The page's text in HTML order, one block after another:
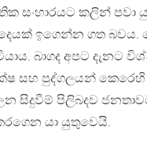
සංහාරයට කලින්
ඉගෙන්න ගත බවය.
බාගද අපට දැනට
සහ පුද්ගලයන් කෙරෙහි
සිදුවීම් පිලිබදව
යා යුතුවෙයි.